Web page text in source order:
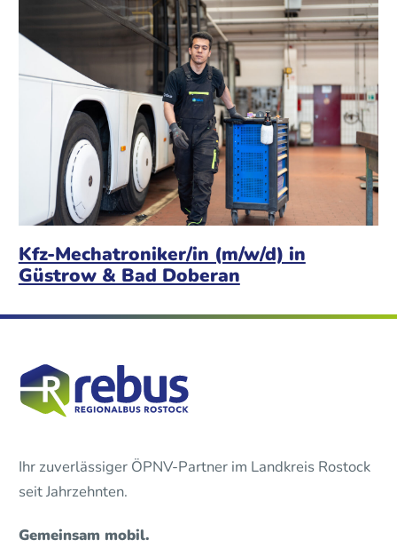
Kfz-Mechatroniker/in (m/w/d) in
Güstrow & Bad Doberan
Ihr zuverlässiger ÖPNV-Partner im Landkreis Rostock
seit Jahrzehnten.
Gemeinsam mobil.